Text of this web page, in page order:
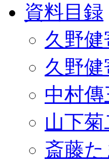
資料目録
久野
久野
中村
山下
斎藤